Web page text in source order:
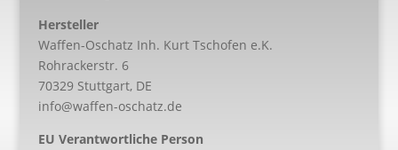
Hersteller
Waffen-Oschatz Inh. Kurt Tschofen e.K.
Rohrackerstr. 6
70329 Stuttgart, DE
info@waffen-oschatz.de
EU Verantwortliche Person